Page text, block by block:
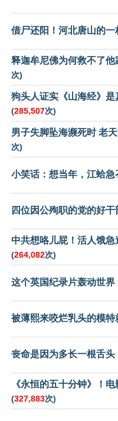
借尸还阳！河北唐山的一
释迦牟尼佛为何救不了他
次)
狗头人证实《山海经》是
(285,507次)
男子失脚坠海濒死时 老
次)
小笑话：想当年，江蛤
四位因公殉职的党的好干
中共想咯儿屁！活人饿
(264,082次)
这个英国纪录片轰动世界
被薄熙来咬烂乳头的模特
丧命是因为多长一根舌头
《永恒的五十分钟》！
(327,883次)